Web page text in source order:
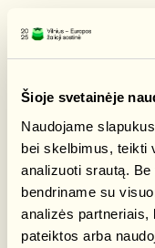
Šioje svetainėje
Naudojame
bei skelbimus, teikti
analizuoti srautą.
bendriname su
analizės partneriais,
pateiktos arba
Europos
agroverslo
🌍 Doc. dr. Ričardas
pranešimą apie
tvarkymą, daugiau
ilgaamžiškumą,
inžinerijos naujienas.